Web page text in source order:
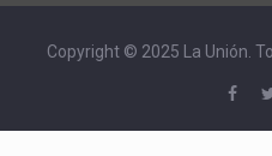
Copyright © 2025 La Unión.